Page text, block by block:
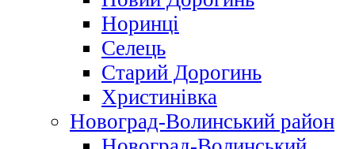
Норинці
Селець
Старий Дорогинь
Христинівка
Новоград-Волинський район